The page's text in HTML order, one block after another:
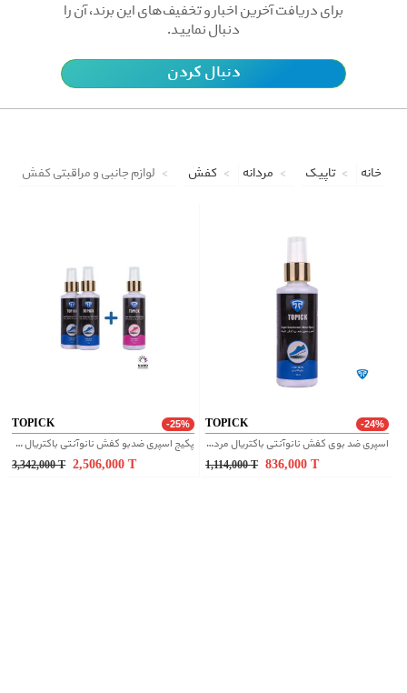
برای دریافت آخرین اخبار و تخفیف‌های این برند، آن را
دنبال نمایید.
دنبال کردن
خانه تاپیک مردانه کفش لوازم جانبی و مراقبتی کفش
TOPICK -25%
پکیج اسپری ضدبو کفش نانوآنتی باکتریال خانواده
3,342,000 T 2,506,000
TOPICK -24%
اسپری ضد بوی کفش نانوآنتی باکتریال مردانه
1,114,000 T 836,000